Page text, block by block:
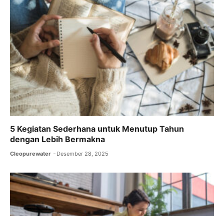
5 Kegiatan Sederhana untuk Menutup Tahun
dengan Lebih Bermakna
Cleopurewater Desember 28, 2025